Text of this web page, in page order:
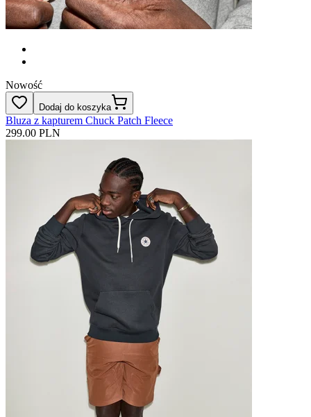
Nowość
Dodaj do koszyka
Bluza z kapturem Chuck Patch Fleece
299.00 PLN